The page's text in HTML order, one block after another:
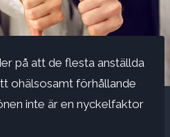
på att de flesta anställda
ohälsosamt förhållande
inte är en nyckelfaktor